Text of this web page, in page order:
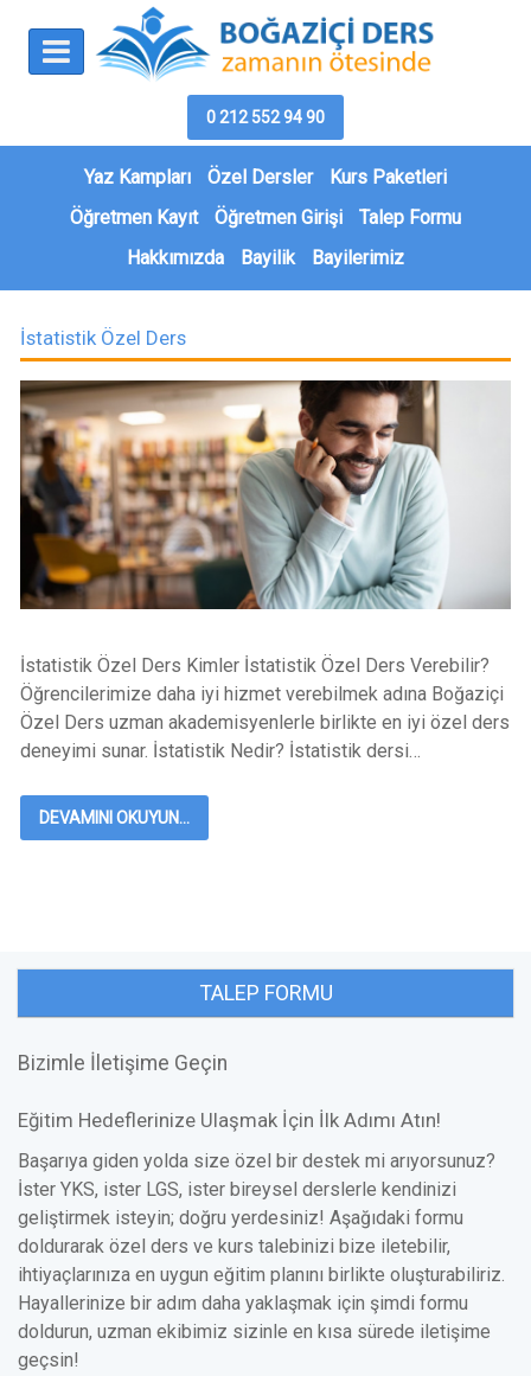
0 212 552 94 90
Yaz Kampları Özel Dersler
Kurs Paketleri
Öğretmen Kayıt
Öğretmen Girişi
Talep Formu
Hakkımızda
Bayilik Bayilerimiz
İstatistik Özel Ders
İstatistik Özel Ders Kimler İstatistik Özel Ders Verebilir?
Öğrencilerimize daha iyi hizmet verebilmek adına Boğaziçi
Özel Ders uzman akademisyenlerle birlikte en iyi özel ders
deneyimi sunar. İstatistik Nedir? İstatistik dersi…
DEVAMINI OKUYUN...
TALEP FORMU
Bizimle İletişime Geçin
Eğitim Hedeflerinize Ulaşmak İçin İlk Adımı Atın!
Başarıya giden yolda size özel bir destek mi arıyorsunuz?
İster YKS, ister LGS, ister bireysel derslerle kendinizi
geliştirmek isteyin; doğru yerdesiniz! Aşağıdaki formu
doldurarak özel ders ve kurs talebinizi bize iletebilir,
ihtiyaçlarınıza en uygun eğitim planını birlikte oluşturabiliriz.
Hayallerinize bir adım daha yaklaşmak için şimdi formu
doldurun, uzman ekibimiz sizinle en kısa sürede iletişime
geçsin!